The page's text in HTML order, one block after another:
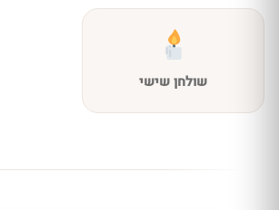
שולחן שישי